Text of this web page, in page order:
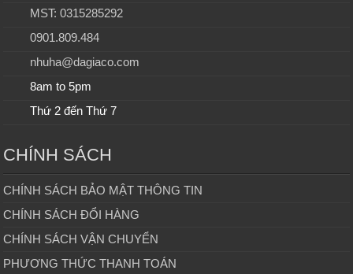
MST: 0315285292
0901.809.484
nhuha@dagiaco.com
8am to 5pm
Thứ 2 đến Thứ 7
CHÍNH SÁCH
CHÍNH SÁCH BẢO MẬT THÔNG TIN
CHÍNH SÁCH ĐỔI HÀNG
CHÍNH SÁCH VẬN CHUYỂN
PHƯƠNG THỨC THANH TOÁN